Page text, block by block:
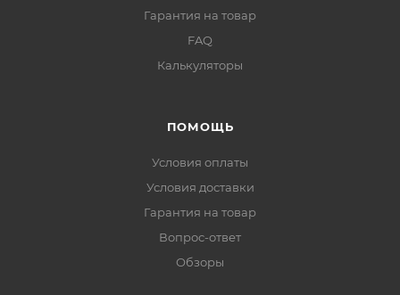
Гарантия на товар
FAQ
Калькуляторы
ПОМОЩЬ
Условия оплаты
Условия доставки
Гарантия на товар
Вопрос-ответ
Обзоры